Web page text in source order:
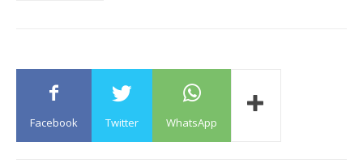
Facebook Twitter WhatsApp